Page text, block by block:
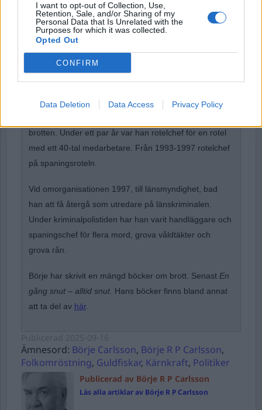
I want to opt-out of Collection, Use,
Retention, Sale, and/or Sharing of my
Personal Data that Is Unrelated with the
Purposes for which it was collected.
Opted Out
CONFIRM
Data Deletion Data Access Privacy Policy
Forgot Password
Stöd Para§rafs bevakning av rättssäkerheten
Börje R P Carlsson
har under nästan hela sin tid inom
brotten. Under ett par år var han rotelchef för en rotel
med ett 40-tal medarbetare. Från 1993-1997 rotelchef
på spaningsroteln.
Vid omorganisationen 1997, till länsmyndighet, bad
han att få återgå som utredare på länskriminalen.
Under kriminalpolistiden har han varit handläggare och
spaningschef för flera mord, grova våldtäkter och
grova rån.
Börje har skrivit en mängd böcker om brott. Senast En
gång snut – alltid snut. Hans böcker finns bland annat
att ta del av här.
Ämnesord: Börje Carlsson, Börje R P Carlsson,
Folkomröstning, Guldfiskar, Kärnkraft, Politiker
Publicerad av Börje R P Carlsson
Läs alla artiklar av Börje R P Carlsson